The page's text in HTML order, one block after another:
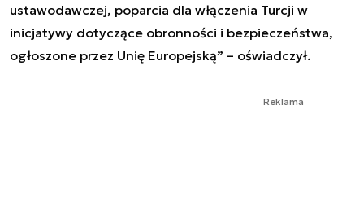
ustawodawczej, poparcia dla włączenia Turcji w
inicjatywy dotyczące obronności i bezpieczeństwa,
ogłoszone przez Unię Europejską” – oświadczył.
Reklama